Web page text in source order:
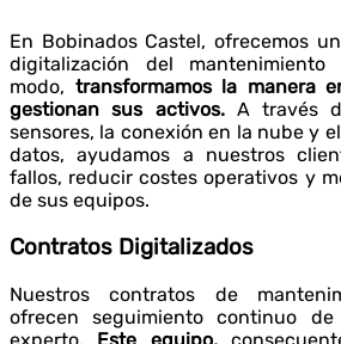
En Bobinados Castel, ofrecemos
digitalización del
modo, transformamos la manera
gestionan sus activos.A través
sensores, la conexión en la nube y
datos, ayudamos a nuestros
fallos, reducir costes operativos y
de sus equipos.
Contratos Digitalizados
Nuestros contratos de
ofrecen seguimiento continuo
experto. Este equipo,